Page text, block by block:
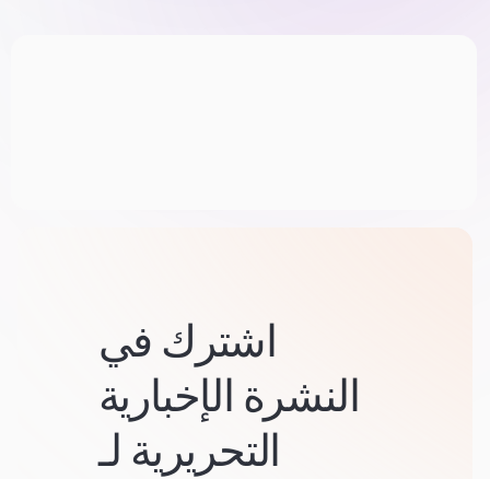
اشترك في
النشرة الإخبارية
التحريرية لـ